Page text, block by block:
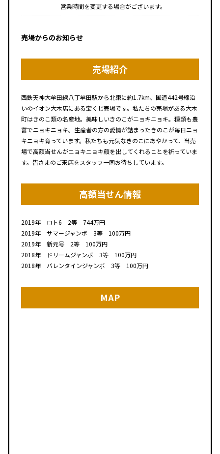
営業時間を変更する場合がございます。
売場からのお知らせ
売場紹介
西鉄天神大牟田線八丁牟田駅から北東に約1.7km、国道442号線沿
いのイオン大木店にある宝くじ売場です。私たちの売場がある大木
町はきのこ類の名産地。美味しいきのこがニョキニョキ。種類も豊
富でニョキニョキ。生産者の方の愛情が詰まったきのこが毎日ニョ
キニョキ育っています。私たちも元気なきのこにあやかって、当売
場で高額当せんがニョキニョキ顔を出してくれることを祈っていま
す。皆さまのご来店をスタッフ一同お待ちしています。
高額当せん情報
2019年 ロト6 2等 744万円
2019年 サマージャンボ 3等 100万円
2019年 新元号 2等 100万円
2018年 ドリームジャンボ 3等 100万円
2018年 バレンタインジャンボ 3等 100万円
MAP